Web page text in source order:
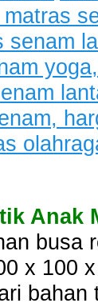
Anak
busa
x 100
bahan